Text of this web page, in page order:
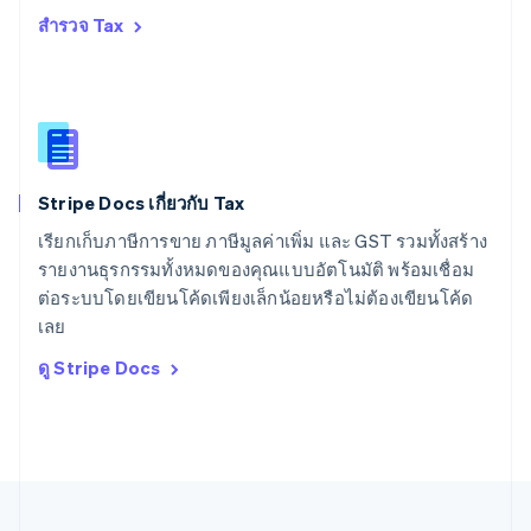
สำรวจ Tax
Stripe Docs เกี่ยวกับ Tax
เรียกเก็บภาษีการขาย ภาษีมูลค่าเพิ่ม และ GST รวมทั้งสร้าง
รายงานธุรกรรมทั้งหมดของคุณแบบอัตโนมัติ พร้อมเชื่อม
ต่อระบบโดยเขียนโค้ดเพียงเล็กน้อยหรือไม่ต้องเขียนโค้ด
เลย
ดู Stripe Docs
สหรัฐอเมริกา
EnglishEspañol
English
สาธารณรัฐเช็ก
สิงคโปร์
English简体中文
ออสเตรเลีย
English
ออสเตรีย
ItalianoEnglish